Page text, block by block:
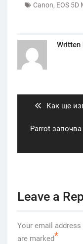
Canon, EOS 5D
Written
Previous
Как ще
Next
Parrot
Leave a
Your email
are marked*